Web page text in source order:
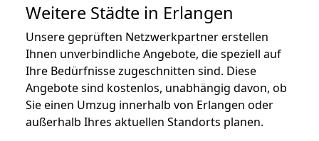
Weitere Städte in Erlangen
Unsere geprüften Netzwerkpartner erstellen
Ihnen unverbindliche Angebote, die speziell auf
Ihre Bedürfnisse zugeschnitten sind. Diese
Angebote sind kostenlos, unabhängig davon, ob
Sie einen Umzug innerhalb von Erlangen oder
außerhalb Ihres aktuellen Standorts planen.